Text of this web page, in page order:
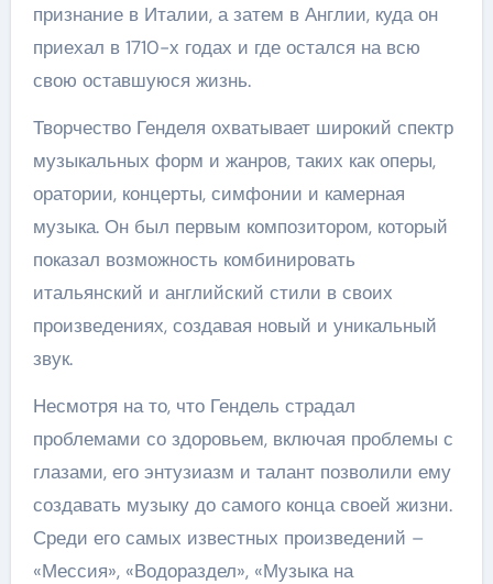
признание в Италии, а затем в Англии, куда он
приехал в 1710-х годах и где остался на всю
свою оставшуюся жизнь.
Творчество Генделя охватывает широкий спектр
музыкальных форм и жанров, таких как оперы,
оратории, концерты, симфонии и камерная
музыка. Он был первым композитором, который
показал возможность комбинировать
итальянский и английский стили в своих
произведениях, создавая новый и уникальный
звук.
Несмотря на то, что Гендель страдал
проблемами со здоровьем, включая проблемы с
глазами, его энтузиазм и талант позволили ему
создавать музыку до самого конца своей жизни.
Среди его самых известных произведений –
«Мессия», «Водораздел», «Музыка на